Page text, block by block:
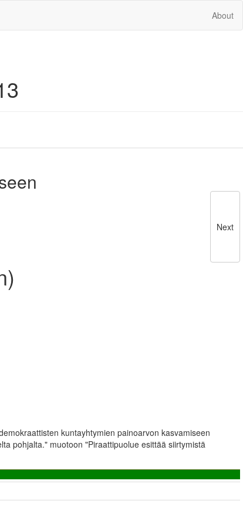
About
Next
kuntayhtymien painoarvon kasvamiseen
pohjalta." muotoon "Piraattipuolue esittää siirtymistä